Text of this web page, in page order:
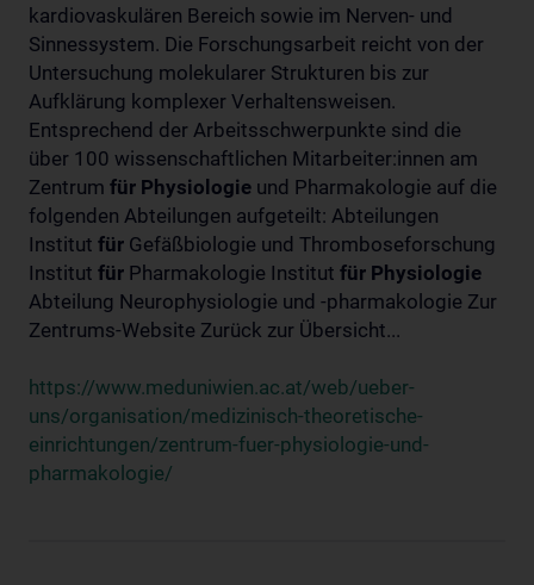
kardiovaskulären Bereich sowie im Nerven- und
Sinnessystem. Die Forschungsarbeit reicht von der
Untersuchung molekularer Strukturen bis zur
Aufklärung komplexer Verhaltensweisen.
Entsprechend der Arbeitsschwerpunkte sind die
über 100 wissenschaftlichen Mitarbeiter:innen am
Zentrum für Physiologie und Pharmakologie auf die
folgenden Abteilungen aufgeteilt: Abteilungen
Institut für Gefäßbiologie und Thromboseforschung
Institut für Pharmakologie Institut für Physiologie
Abteilung Neurophysiologie und -pharmakologie Zur
Zentrums-Website Zurück zur Übersicht...
https://www.meduniwien.ac.at/web/ueber-
uns/organisation/medizinisch-theoretische-
einrichtungen/zentrum-fuer-physiologie-und-
pharmakologie/